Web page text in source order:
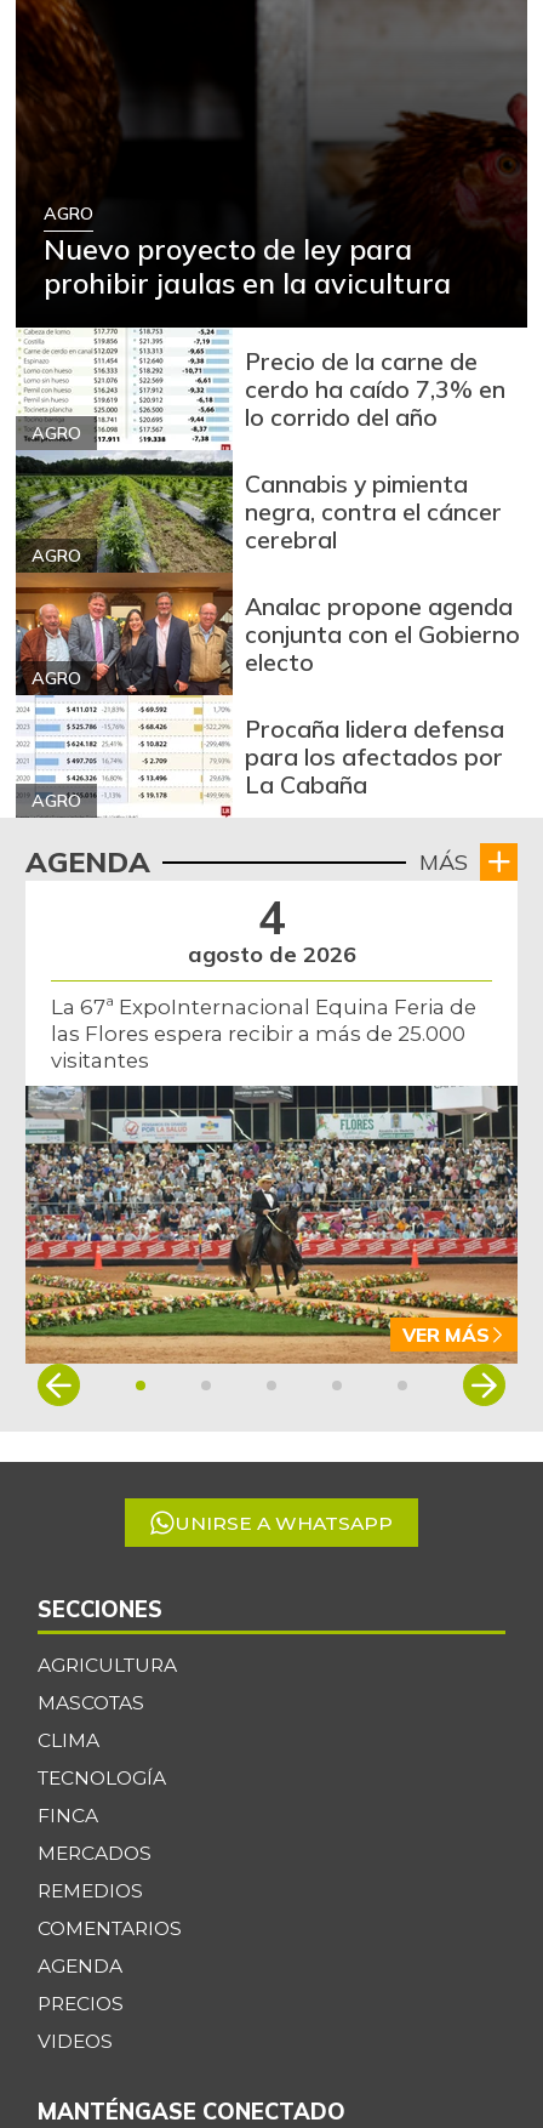
AGRO
Nuevo proyecto de ley para
prohibir jaulas en la avicultura
AGRO
Precio de la carne de
cerdo ha caído 7,3% en
lo corrido del año
AGRO
Cannabis y pimienta
negra, contra el cáncer
cerebral
AGRO
Analac propone agenda
conjunta con el Gobierno
electo
AGRO
Procaña lidera defensa
para los afectados por
La Cabaña
AGENDA MÁS
4
agosto de 2026
La 67ª ExpoInternacional Equina Feria de
las Flores espera recibir a más de 25.000
visitantes
VER MÁS
Item
5
UNIRSE A WHATSAPP
SECCIONES
AGRICULTURA
MASCOTAS
CLIMA
TECNOLOGÍA
FINCA
MERCADOS
REMEDIOS
COMENTARIOS
AGENDA
PRECIOS
VIDEOS
MANTÉNGASE CONECTADO